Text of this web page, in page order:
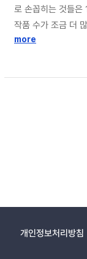
로 손꼽히는 것들
작품 수가 조금 더
들과 꾸준히 교류하
more
개인정보처리방침